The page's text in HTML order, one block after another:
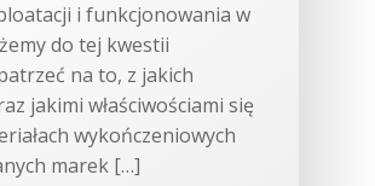
i funkcjonowania w
do tej kwestii
na to, z jakich
jakimi właściwościami się
wykończeniowych
marek […]